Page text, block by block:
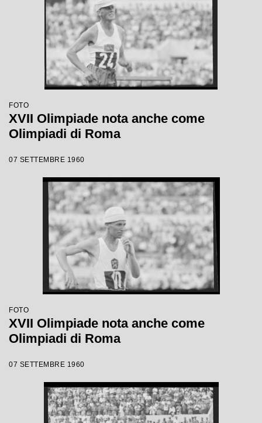
FOTO
XVII Olimpiade nota anche come
Olimpiadi di Roma
07 SETTEMBRE 1960
FOTO
XVII Olimpiade nota anche come
Olimpiadi di Roma
07 SETTEMBRE 1960